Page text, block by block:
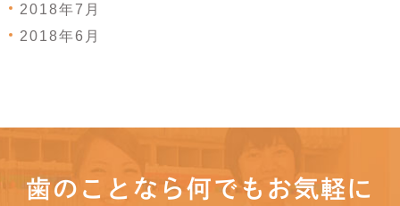
2018年7月
2018年6月
歯のことなら何でもお気軽に